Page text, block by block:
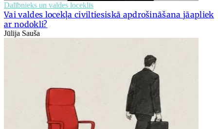
Dalībnieks un valdes loceklis
Vai valdes locekļa civiltiesiskā apdrošināšana jāapliek
ar nodokli?
Jūlija Sauša